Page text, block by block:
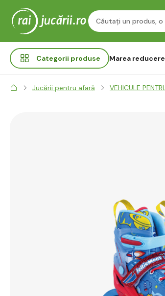
Categorii produse Marea
Jucării pentru afară VEHICULE